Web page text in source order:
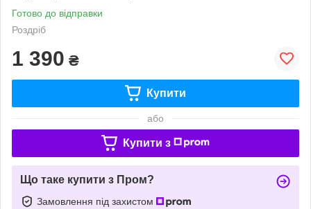
Готово до відправки
Роздріб
1 390 ₴
Купити
або
Купити з
Що таке купити з Пром?
Замовлення під захистом